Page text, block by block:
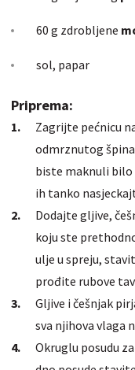
60 g zdrobljene
sol, papar
Priprema:
Zagrijte pećnicu
odmrznutog
biste maknuli
ih tanko
Dodajte gljive,
koju ste
ulje u spreju,
prođite rubove
Gljive i češnjak
sva njihova vlaga
Okruglu posudu